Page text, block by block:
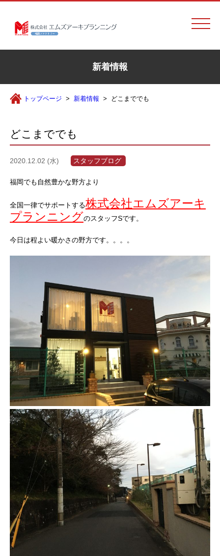
新着情報
トップページ 新着情報 どこまででも
どこまででも
2020.12.02 (水) スタッフブログ
福岡でも自然豊かな野方より
全国一律でサポートする株式会社エムズアーキ
プランニングのスタッフSです。
今日は程よい暖かさの野方です。。。。